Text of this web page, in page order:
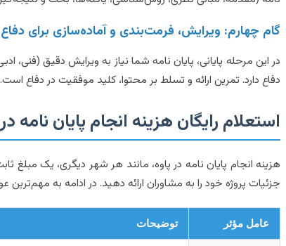
گام چهارم: ویرایش، فرمت‌بندی و آماده‌سازی برای دفاع
در این مرحله پایانی، پایان نامه شما نیاز به ویرایش دقیق
دفاع دارد. تمرین ارائه و تسلط بر محتوا، کلید موفقیت در دفاع است.
استعلام رایگان هزینه انجام پایان
هزینه انجام پایان نامه در پاوه، مانند هر شهر دیگری، یک
جزئیات پروژه خود را به مشاوران ارائه دهید. در ادامه به مهم‌ترین
عامل مؤثر توضیحات